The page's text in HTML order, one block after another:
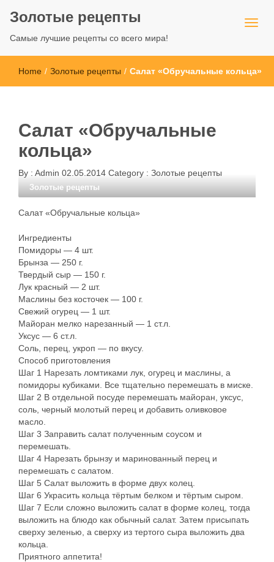
Золотые рецепты
Самые лучшие рецепты со всего мира!
Home / Золотые рецепты / Салат «Обручальные кольца»
Салат «Обручальные
кольца»
By : Admin 02.05.2014 Category : Золотые рецепты
Золотые рецепты
Салат «Обручальные кольца»
Ингредиенты
Помидоры — 4 шт.
Брынза — 250 г.
Твердый сыр — 150 г.
Лук красный — 2 шт.
Маслины без косточек — 100 г.
Свежий огурец — 1 шт.
Майоран мелко нарезанный — 1 ст.л.
Уксус — 6 ст.л.
Соль, перец, укроп — по вкусу.
Способ приготовления
Шаг 1 Нарезать ломтиками лук, огурец и маслины, а
помидоры кубиками. Все тщательно перемешать в миске.
Шаг 2 В отдельной посуде перемешать майоран, уксус,
соль, черный молотый перец и добавить оливковое
масло.
Шаг 3 Заправить салат полученным соусом и
перемешать.
Шаг 4 Нарезать брынзу и маринованный перец и
перемешать с салатом.
Шаг 5 Салат выложить в форме двух колец.
Шаг 6 Украсить кольца тёртым белком и тёртым сыром.
Шаг 7 Если сложно выложить салат в форме колец, тогда
выложить на блюдо как обычный салат. Затем присыпать
сверху зеленью, а сверху из тертого сыра выложить два
кольца.
Приятного аппетита!